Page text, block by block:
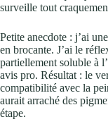
surveille tout
Petite anecdote : j’ai
en brocante. J’ai le
partiellement soluble à
avis pro. Résultat : le
compatibilité avec la
aurait arraché des
étape.